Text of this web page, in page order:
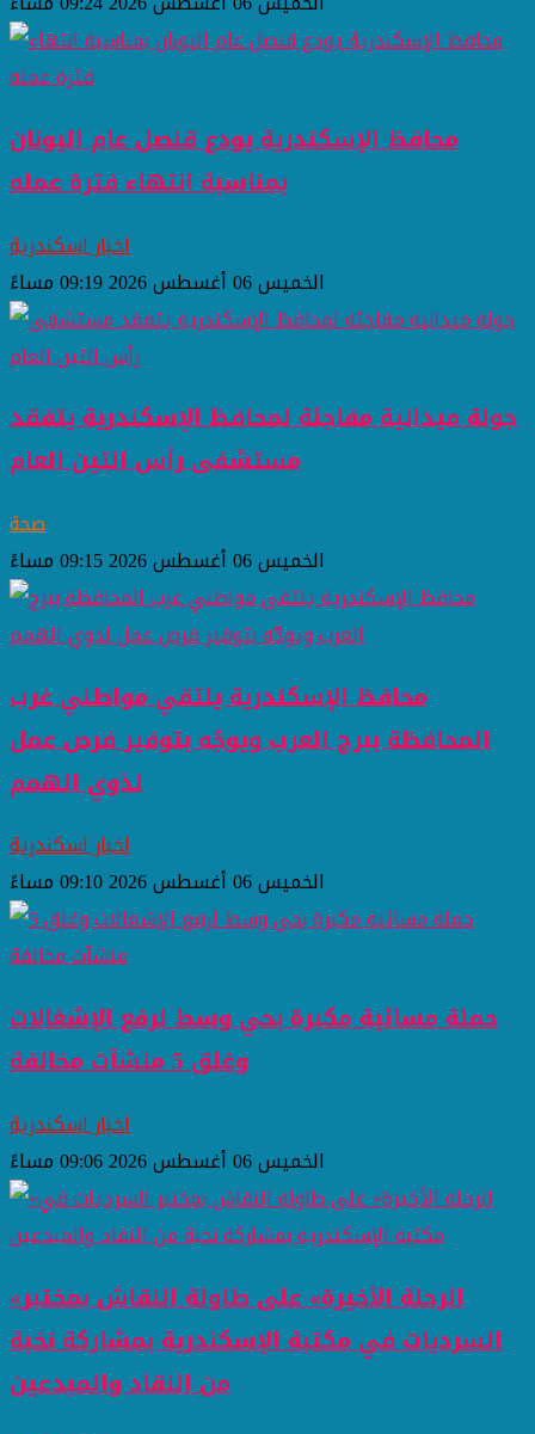
محافظ الإسكندرية يودع قنصل عام اليونان
بمناسبة انتهاء فترة عمله
اخبار اسكندرية
الخميس 06 أغسطس 2026 09:19 مساءً
جولة ميدانية مفاجئة لمحافظ الإسكندرية يتفقد
مستشفى رأس التين العام
صحة
الخميس 06 أغسطس 2026 09:15 مساءً
محافظ الإسكندرية يلتقي مواطني غرب
المحافظة ببرج العرب ويوجّه بتوفير فرص عمل
لذوي الهمم
اخبار اسكندرية
الخميس 06 أغسطس 2026 09:10 مساءً
حملة مسائية مكبرة بحي وسط لرفع الإشغالات
وغلق 5 منشآت مخالفة
اخبار اسكندرية
الخميس 06 أغسطس 2026 09:06 مساءً
«الرحلة الأخيرة» على طاولة النقاش بمختبر
السرديات في مكتبة الإسكندرية بمشاركة نخبة
من النقاد والمبدعين